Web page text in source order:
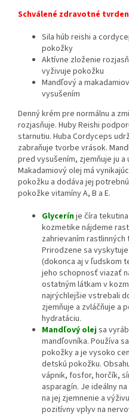
Schválené zdravotné
Sila húb reishi a
pokožky
Aktívne zloženie
vyživuje pokožku
Mandľový a
vysušením
Denný krém pre normálnu a
rozjasňuje. Huby Reishi
starnutiu. Huba Cordyceps
zabraňuje tvorbe vrások.
pred vysušením, zjemňuje ju
Makadamiový olej má
pokožku a dodáva jej
pokožke vitamíny A, B a E.
Glycerínje číra
kozmetike nájdeme
zahrievaním
Prirodzene sa
(dokonca aj v ľudskom
jeho schopnosť viazať
ostatným látkam v
najrýchlejšie vstrebali
zjemňuje a zvláčňuje a
hydratáciu.
Mandľový olejsa
mandľovníka. Používa
pokožky a je vysoko
detskú pokožku.
vápnik, fosfor, horčík,
asparagín. Je ideálny
na jej zjemnenie a
pozitívny vplyv na